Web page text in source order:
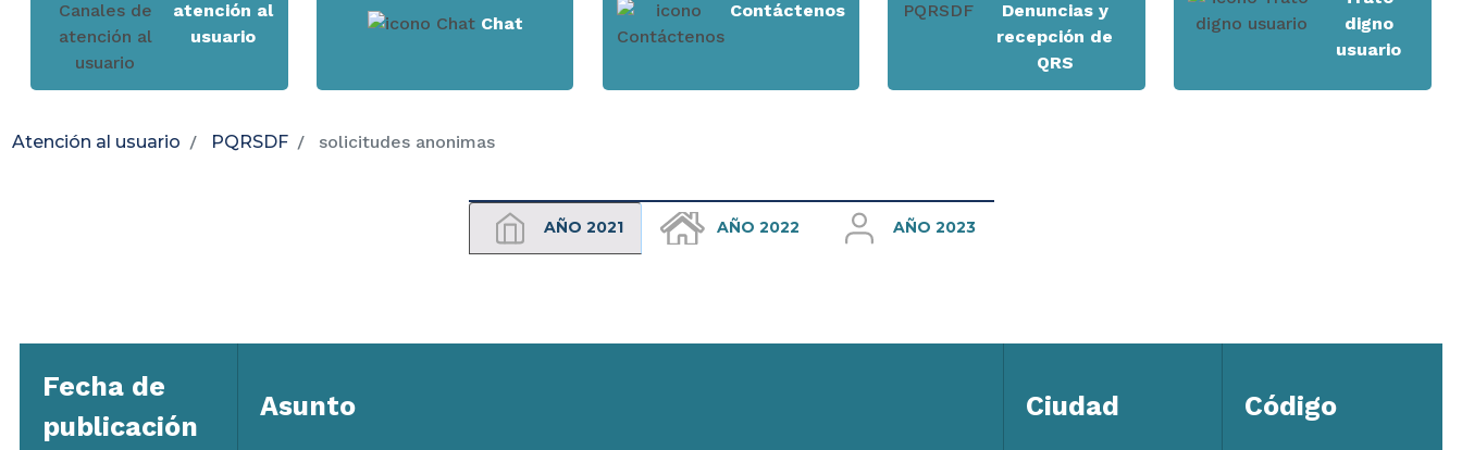
atención al
usuario
Chat
Contáctenos
Denuncias y
recepción de
QRS
digno
usuario
Atención al usuario PQRSDF solicitudes anonimas
AÑO 2021 AÑO 2022 AÑO 2023
Fecha de
publicación
Asunto Ciudad Código